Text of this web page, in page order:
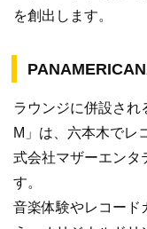
を創出します。
ラウンジに併設され
M」は、六本木でレ
式会社マザーエンタ
す。
音楽体験やレコード